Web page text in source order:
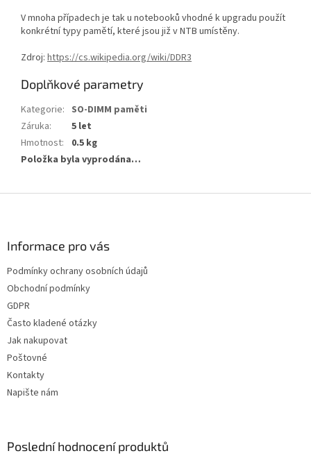
V mnoha případech je tak u notebooků vhodné k upgradu použít
konkrétní typy pamětí, které jsou již v NTB umístěny.
Zdroj: https://cs.wikipedia.org/wiki/DDR3
Doplňkové parametry
Kategorie: SO-DIMM paměti
Záruka:
5 let
Hmotnost:
0.5 kg
Položka byla vyprodána…
Informace pro vás
Podmínky ochrany osobních údajů
Obchodní podmínky
GDPR
Často kladené otázky
Jak nakupovat
Poštovné
Kontakty
Napište nám
Poslední hodnocení produktů